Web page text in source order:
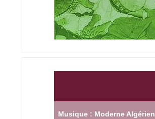
Musique : Moderne Algérien